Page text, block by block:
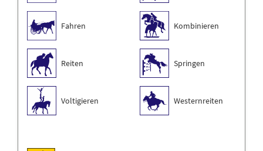
Fahren
Reiten
Voltigieren
Kombinieren
Springen
Westernreiten